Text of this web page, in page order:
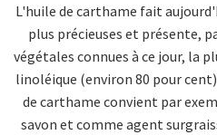
L'huile de carthame fait
plus précieuses et présente,
végétales connues à ce jour, la
linoléique (environ 80 pour
de carthame convient par
savon et comme agent